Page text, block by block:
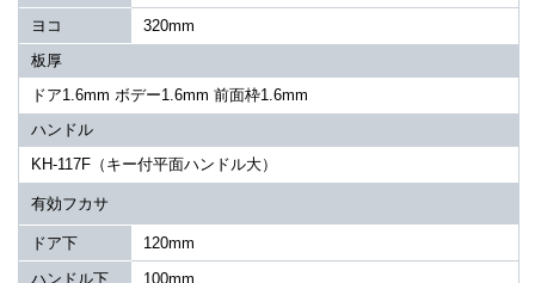
ヨコ
320mm
板厚
ドア1.6mm ボデー1.6mm 前面枠1.6mm
ハンドル
KH-117F（キー付平面ハンドル大）
有効フカサ
ドア下
120mm
ハンドル下
100mm